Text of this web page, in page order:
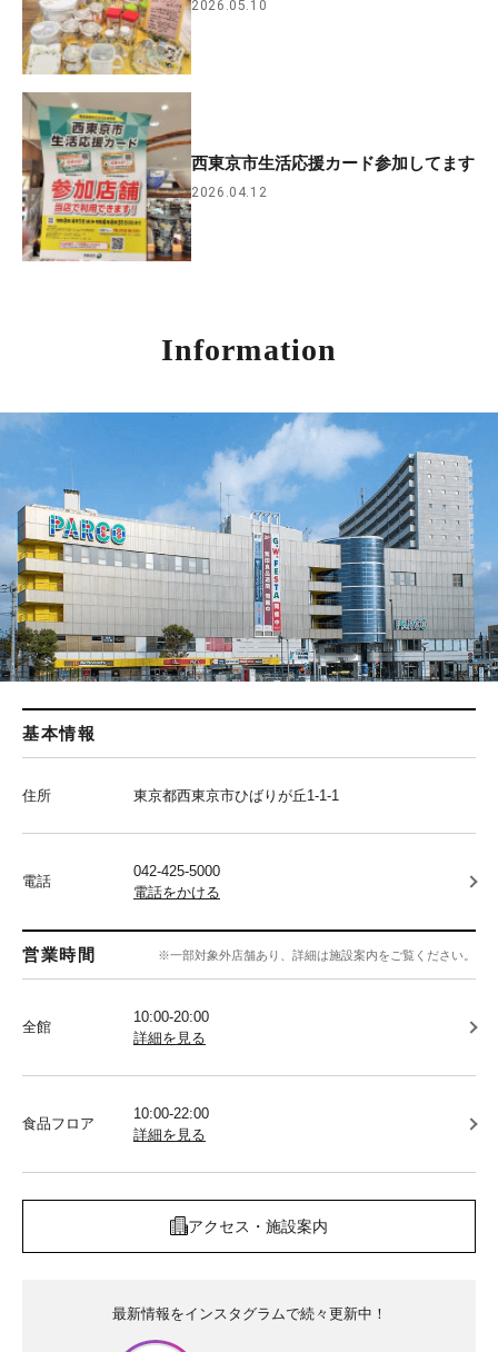
2026.05.10
西東京市生活応援カード参加してます
2026.04.12
Information
基本情報
住所 東京都西東京市ひばりが丘1-1-1
電話
042-425-5000
電話をかける
営業時間 ※一部対象外店舗あり、詳細は施設案内をご覧ください。
全館
10:00-20:00
詳細を見る
食品フロア
10:00-22:00
詳細を見る
アクセス・施設案内
最新情報をインスタグラムで続々更新中！